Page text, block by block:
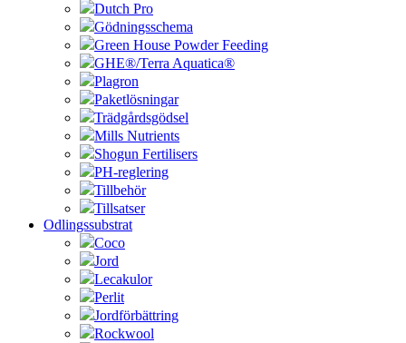
Dutch Pro
Gödningsschema
Green House Powder Feeding
GHE®/Terra Aquatica®
Plagron
Paketlösningar
Trädgårdsgödsel
Mills Nutrients
Shogun Fertilisers
PH-reglering
Tillbehör
Tillsatser
Odlingssubstrat
Coco
Jord
Lecakulor
Perlit
Jordförbättring
Rockwool